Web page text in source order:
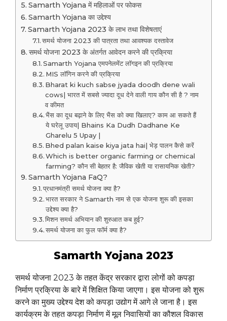
Samarth Yojana में महिलाओं पर फोकस
Samarth Yojana का उद्देश्य
Samarth Yojana 2023 के लाभ तथा विशेषताएं
समर्थ योजना 2023 की पात्रता तथा आवश्यक दस्तावेज
समर्थ योजना 2023 के अंतर्गत आवेदन करने की प्रक्रिया
Samarth Yojana एमपनेलमेंट लॉगइन की प्रक्रिया
MIS लॉगिन करने की प्रक्रिया
Bharat ki kuch sabse jyada doodh dene wali
cows| भारत में सबसे ज्यादा दूध देने वाली गाय कौन सी है ? नाम
व कीमत
भैंस का दूध बढ़ाने के लिए भैंस को क्या खिलाए? काम आ सकते हैं
ये घरेलू उपाय| Bhains Ka Dudh Dadhane Ke
Gharelu 5 Upay |
Bhed palan kaise kiya jata hai| भेड़ पालन कैसे करें
Which is better organic farming or chemical
farming? कौन सी बेहतर है: जैविक खेती या रासायनिक खेती?
Samarth Yojana FaQ?
प्रधानमंत्री समर्थ योजना क्या है?
भारत सरकार ने Samarth नाम से एक योजना शुरू की इसका
उद्देश्य क्या है?
मिशन समर्थ अभियान की शुरुआत कब हुई?
समर्थ योजना का फुल फॉर्म क्या है?
Samarth Yojana 2023
समर्थ योजना 2023 के तहत केंद्र सरकार द्वारा लोगों को कपड़ा
निर्माण प्रक्रिया के बारे में शिक्षित किया जाएगा। इस योजना को शुरू
करने का मुख्य उद्देश्य देश को कपड़ा उद्योग में आगे ले जाना है। इस
कार्यक्रम के तहत कपड़ा निर्माण में मूल निवासियों का कौशल विकास